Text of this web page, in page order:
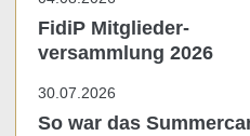
FidiP Mitglieder-
versammlung 2026
30.07.2026
So war das